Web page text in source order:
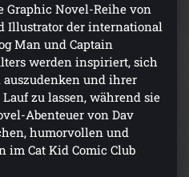
Graphic Novel-Reihe von
Illustrator der international
Man und Captain
werden inspiriert, sich
und ihrer
zu lassen, während sie
Abenteuer von Dav
humorvollen und
im Cat Kid Comic Club